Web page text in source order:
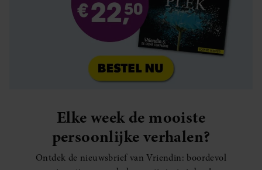
Elke week de mooiste
persoonlijke verhalen?
Ontdek de nieuwsbrief van Vriendin: boordevol